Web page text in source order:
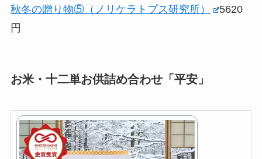
秋冬の贈り物⑤（ノリケラトプス研究所）
5620
円
お米・十二単お供詰め合わせ「平安」